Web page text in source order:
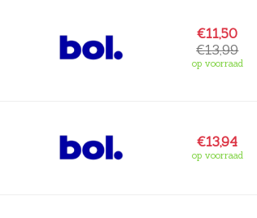
€11,50
€13,99
op voorraad
€13,94
op voorraad